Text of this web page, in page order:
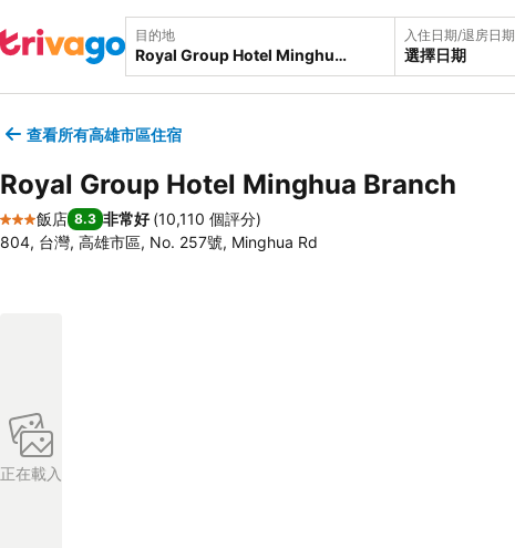
目的地 入住日期/退房日期
選擇日期
查看所有高雄市區住宿
Royal Group Hotel Minghua Branch
3 星級
飯店 8.3 非常好 (10,110 個評分)
804, 台灣, 高雄市區, No. 257號, Minghua Rd
正在載入